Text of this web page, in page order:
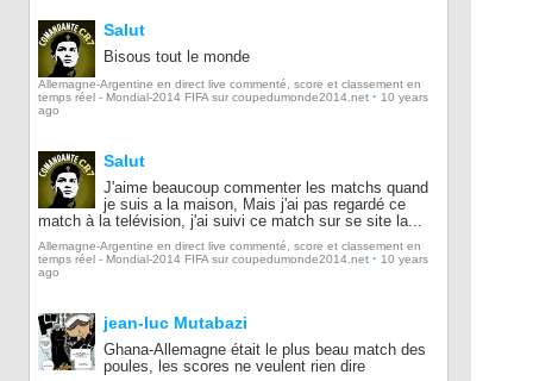
Salut
Bisous tout le monde
Allemagne-Argentine en direct live commenté, score et classement en
temps réel - Mondial-2014 FIFA sur coupedumonde2014.net · 10 years
ago
Salut
J'aime beaucoup commenter les matchs quand
je suis a la maison, Mais j'ai pas regardé ce
match à la telévision, j'ai suivi ce match sur se site la...
Allemagne-Argentine en direct live commenté, score et classement en
temps réel - Mondial-2014 FIFA sur coupedumonde2014.net · 10 years
ago
jean-luc Mutabazi
Ghana-Allemagne était le plus beau match des
poules, les scores ne veulent rien dire